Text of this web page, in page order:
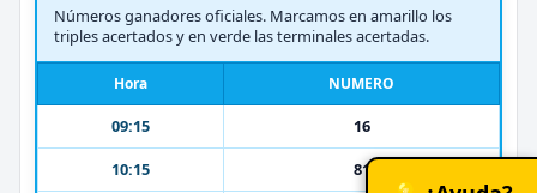
Números ganadores oficiales. Marcamos en amarillo los
triples acertados y en verde las terminales acertadas.
Hora NUMERO
09:15
16
10:15
81